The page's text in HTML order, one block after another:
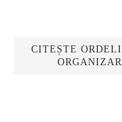
CITEȘTE